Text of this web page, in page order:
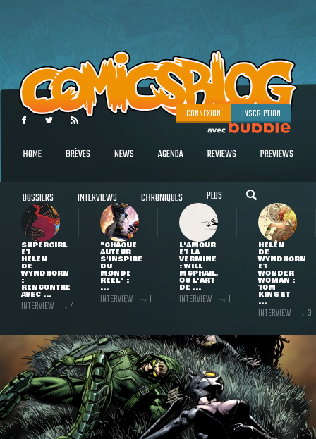
CONNEXION INSCRIPTION
HOME BRÈVES NEWS AGENDA REVIEWS PREVIEWS
DOSSIERS INTERVIEWS CHRONIQUES PLUS
SUPERGIRL
ET
HELEN
DE
WYNDHORN
:
RENCONTRE
AVEC ...
INTERVIEW 4
"CHAQUE
AUTEUR
S'INSPIRE
DU
MONDE
RÉEL" :
...
INTERVIEW 1
L'AMOUR
ET LA
VERMINE
: WILL
MCPHAIL,
OU L'ART
DE ...
INTERVIEW 1
HELEN
DE
WYNDHORN
ET
WONDER
WOMAN :
TOM
KING ET
...
INTERVIEW 3